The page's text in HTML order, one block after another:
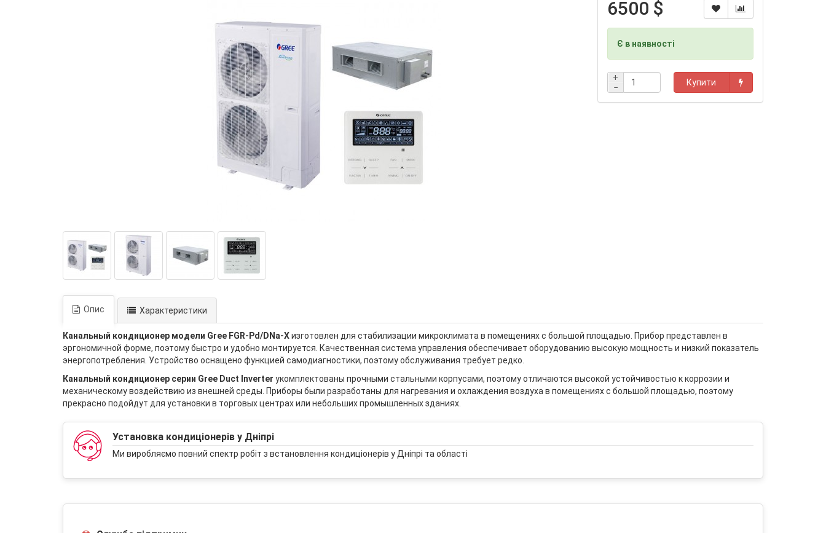
6500 $
Є в наявності
+
−
Купити
Опис Характеристики
Канальный кондиционер модели Gree FGR-Pd/DNa-Xизготовлен для стабилизации микроклимата в помещениях с большой площадью. Прибор представлен в
эргономичной форме, поэтому быстро и удобно монтируется. Качественная система управления обеспечивает оборудованию высокую мощность и низкий показатель
энергопотребления. Устройство оснащено функцией самодиагностики, поэтому обслуживания требует редко.
Канальный кондиционер серии Gree Duct Inverter укомплектованы прочными стальными корпусами, поэтому отличаются высокой устойчивостью к коррозии и
механическому воздействию из внешней среды. Приборы были разработаны для нагревания и охлаждения воздуха в помещениях с большой площадью, поэтому
прекрасно подойдут для установки в торговых центрах или небольших промышленных зданиях.
Установка кондиціонерів у Дніпрі
Ми виробляємо повний спектр робіт з встановлення кондиціонерів у Дніпрі та області